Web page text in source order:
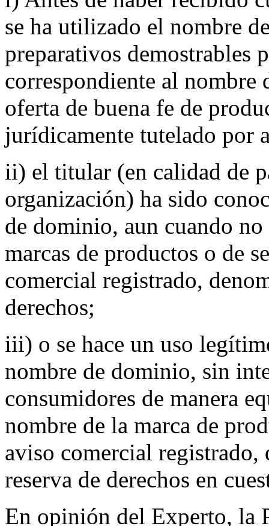
se ha utilizado el nombre
preparativos demostrables
correspondiente al
oferta de buena fe de
jurídicamente tutelado por
ii) el titular (en calidad de
organización) ha sido
de dominio, aun cuando
marcas de productos o de
comercial registrado,
derechos;
iii) o se hace un uso
nombre de dominio, sin
consumidores de manera
nombre de la marca de
aviso comercial
reserva de derechos en
En opinión del Experto, la